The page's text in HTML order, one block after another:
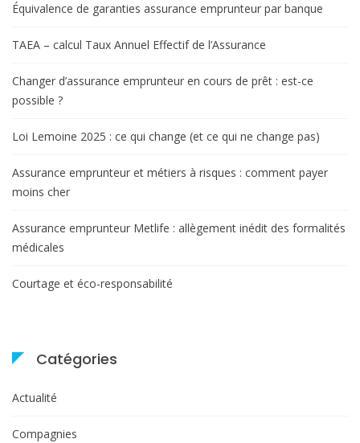
Équivalence de garanties assurance emprunteur par banque
TAEA – calcul Taux Annuel Effectif de l’Assurance
Changer d’assurance emprunteur en cours de prêt : est-ce
possible ?
Loi Lemoine 2025 : ce qui change (et ce qui ne change pas)
Assurance emprunteur et métiers à risques : comment payer
moins cher
Assurance emprunteur Metlife : allègement inédit des formalités
médicales
Courtage et éco-responsabilité
Catégories
Actualité
Compagnies